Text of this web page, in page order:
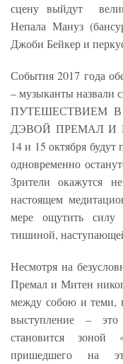
сцену выйдут
Непала Мануз
Джоби Бейкер и
События 2017 года
– музыканты
ПУТЕШЕСТВИЕМ
ДЭВОЙ ПРЕМАЛ И
14 и 15 октября будут
одновременно
Зрители окажутся
настоящем
мере ощутить силу
тишиной,
Несмотря на
Премал и Митен
между собою и теми,
выступление – это
становится зоной
пришедшего на